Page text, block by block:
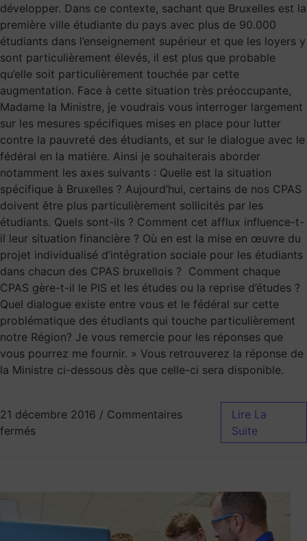
développer. Dans ce contexte, sachant que Bruxelles est la
première ville étudiante du pays avec plus de 90.000
étudiants dans l’enseignement supérieur et que les loyers y
sont particulièrement élevés, il est plus que probable
qu’elle soit particulièrement touchée par cette
augmentation. Face à cette situation très préoccupante,
Madame la Ministre, je voudrais vous interroger largement
sur les mesures spécifiques mises en place pour lutter
contre la pauvreté des étudiants, et sur le dialogue avec le
fédéral en la matière. Ainsi je souhaiterais aborder
notamment les axes suivants : Quelle est la situation
spécifique à Bruxelles ? Aujourd’hui, certains de nos CPAS
doivent être plus particulièrement sollicités par les
étudiants. Quels sont-ils ? Comment cet afflux influence-t-
il leur situation financière ? Où en est la mise en œuvre du
projet individualisé d’intégration sociale pour les étudiants
dans chacun des CPAS bruxellois ? Comment chaque
CPAS gère-t-il le PIS et les études ou la reprise d’études ?
Quel dialogue existe entre vous et le fédéral sur cette
problématique des étudiants qui touche particulièrement
notre Région? Je vous remercie pour les réponses que
vous pourrez me fournir. » Vous retrouverez la réponse de
la Ministre ci-dessous dès que celle-ci sera disponible.
21 décembre 2016 / Commentaires
fermés
Lire La
Suite